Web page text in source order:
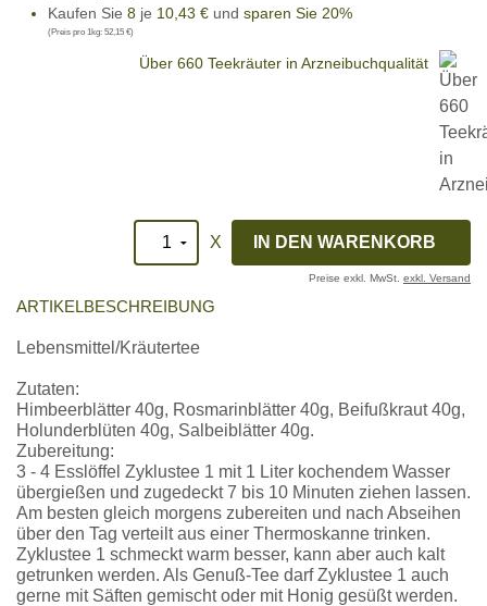
Kaufen Sie 8 je 10,43 €und sparen Sie 20%
(Preis pro 1kg: 52,15 €)
Über 660 Teekräuter in Arzneibuchqualität
X
Preise exkl. MwSt. exkl. Versand
ARTIKELBESCHREIBUNG
Lebensmittel/Kräutertee
Zutaten:
Himbeerblätter 40g, Rosmarinblätter 40g, Beifußkraut 40g,
Holunderblüten 40g, Salbeiblätter 40g.
Zubereitung:
3 - 4 Esslöffel Zyklustee 1 mit 1 Liter kochendem Wasser
übergießen und zugedeckt 7 bis 10 Minuten ziehen lassen.
Am besten gleich morgens zubereiten und nach Abseihen
über den Tag verteilt aus einer Thermoskanne trinken.
Zyklustee 1 schmeckt warm besser, kann aber auch kalt
getrunken werden. Als Genuß-Tee darf Zyklustee 1 auch
gerne mit Säften gemischt oder mit Honig gesüßt werden.